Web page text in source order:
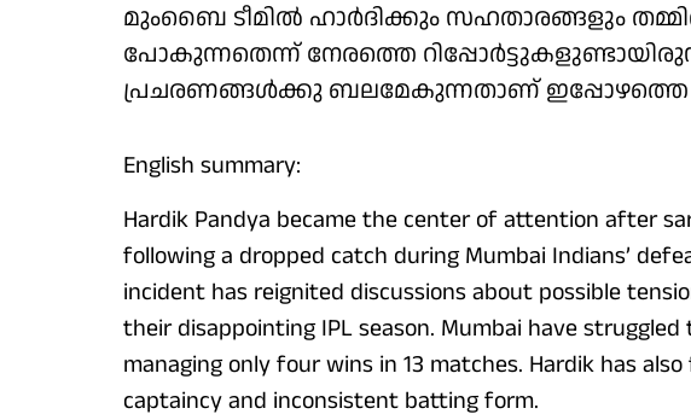
മുംബൈ ടീമിൽ ഹാർദിക്കും സഹതാരങ്ങളും
പോകുന്നതെന്ന് നേരത്തെ
പ്രചരണങ്ങൾക്കു ബലമേകുന്നതാണ് ഇപ്പോഴത്തെ
English summary:
Hardik Pandya became the center of attention after
following a dropped catch during Mumbai Indians’
incident has reignited discussions about possible
their disappointing IPL season. Mumbai have
managing only four wins in 13 matches. Hardik has
captaincy and inconsistent batting form.